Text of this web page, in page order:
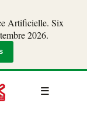
Artificielle. Six
2026.